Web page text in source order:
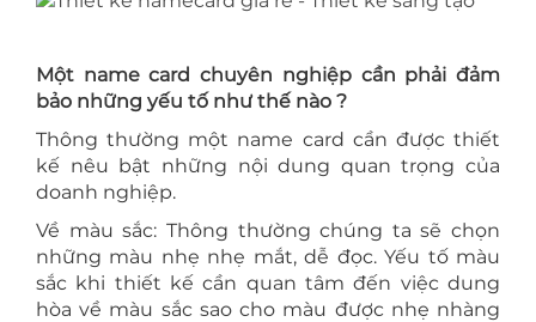
Một name card chuyên nghiệp cần phải đảm
bảo những yếu tố như thế nào ?
Thông thường một name card cần được thiết
kế nêu bật những nội dung quan trọng của
doanh nghiệp.
Về màu sắc: Thông thường chúng ta sẽ chọn
những màu nhẹ nhẹ mắt, dễ đọc. Yếu tố màu
sắc khi thiết kế cần quan tâm đến việc dung
hòa về màu sắc sao cho màu được nhẹ nhàng